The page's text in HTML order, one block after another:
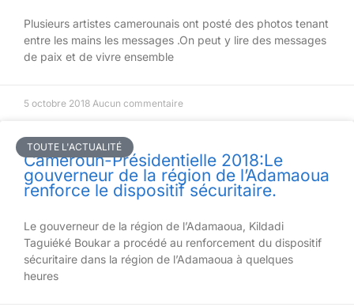
Plusieurs artistes camerounais ont posté des photos tenant
entre les mains les messages .On peut y lire des messages
de paix et de vivre ensemble
5 octobre 2018 Aucun commentaire
TOUTE L'ACTUALITÉ
Cameroun-Présidentielle 2018:Le
gouverneur de la région de l’Adamaoua
renforce le dispositif sécuritaire.
Le gouverneur de la région de l’Adamaoua, Kildadi
Taguiéké Boukar a procédé au renforcement du dispositif
sécuritaire dans la région de l’Adamaoua à quelques
heures